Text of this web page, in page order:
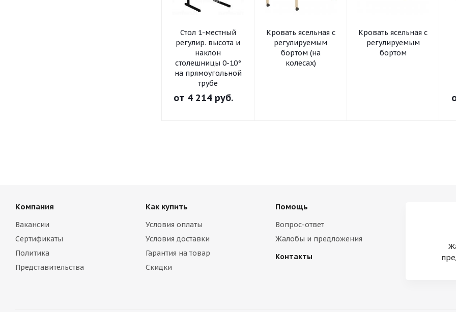
Стол 1-местный
регулир. высота и
наклон
столешницы 0-10°
на прямоугольной
трубе
от 4 214 руб.
Кровать ясельная с
регулируемым
бортом (на
колесах)
Кровать ясельная с
регулируемым
бортом
Компания
Вакансии
Сертификаты
Политика
Представительства
Как купить
Условия оплаты
Условия доставки
Гарантия на товар
Скидки
Помощь
Вопрос-ответ
Жалобы и предложения
Контакты